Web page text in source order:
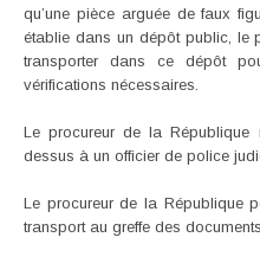
qu’une pièce arguée de faux
établie dans un dépôt public, le
transporter dans ce dépôt
vérifications nécessaires.
Le procureur de la
dessus à un officier de police
Le procureur de la République
transport au greffe des